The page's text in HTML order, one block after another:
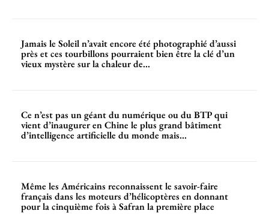
Jamais le Soleil n’avait encore été photographié d’aussi
près et ces tourbillons pourraient bien être la clé d’un
vieux mystère sur la chaleur de...
Ce n’est pas un géant du numérique ou du BTP qui
vient d’inaugurer en Chine le plus grand bâtiment
d’intelligence artificielle du monde mais...
Même les Américains reconnaissent le savoir-faire
français dans les moteurs d’hélicoptères en donnant
pour la cinquième fois à Safran la première place